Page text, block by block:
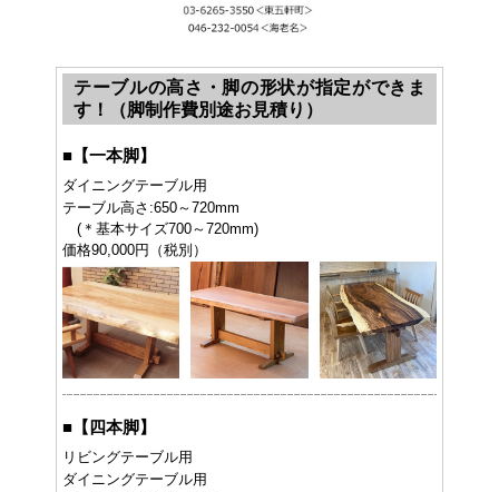
テーブルの高さ・脚の形状が指定ができま
す！（脚制作費別途お見積り）
■ 【一本脚】
ダイニングテーブル用
テーブル高さ:650～720mm
(＊基本サイズ700～720mm)
価格90,000円（税別）
■ 【四本脚】
リビングテーブル用
ダイニングテーブル用